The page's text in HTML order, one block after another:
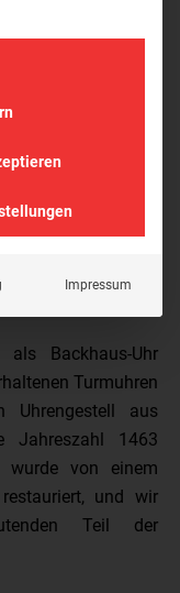
die Ihre
uns genau richtig!
Sanierung des
Doch was macht
als Backhaus-Uhr
Turmuhren
Uhrengestell aus
Jahreszahl 1463
wurde von einem
und wir
Teil der
Impressum